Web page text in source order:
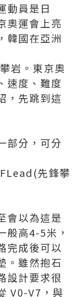
動員是日
奧運會上亮
韓國在亞洲
岩。東京奧
速度、難度
，先跳到這
部分，可分
先鋒攀
會以為這是
般高4-5米，
完成後可以
。雖然抱石
設計要求很
V0-V7，與